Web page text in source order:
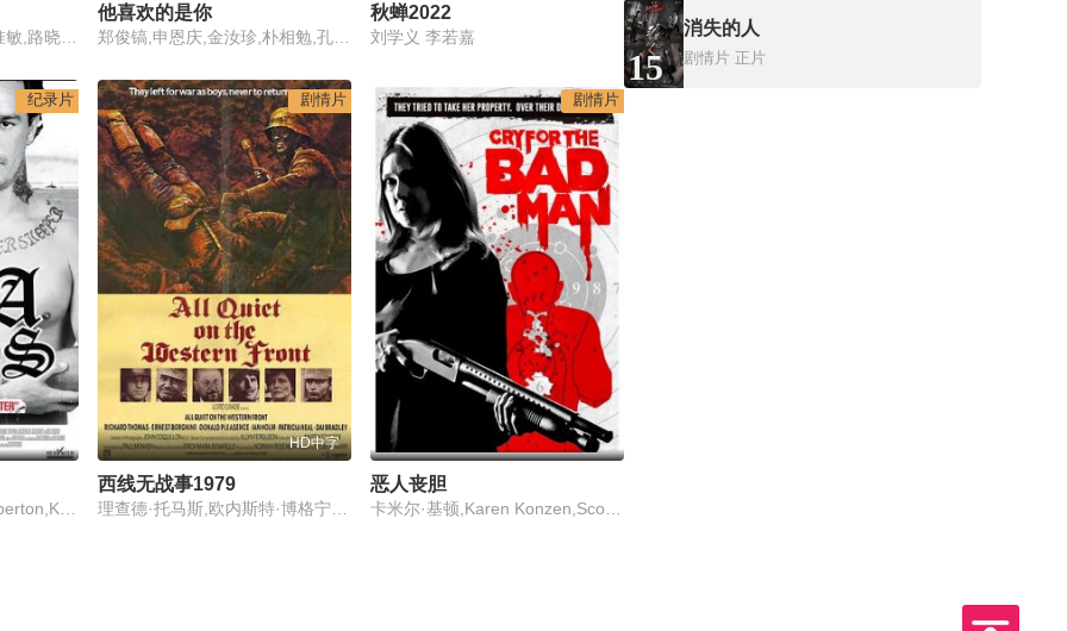
他喜欢的是你 秋蝉2022
刘学义 李若嘉
纪录片 剧情片
HD中字
西线无战事1979
剧情片
恶人丧胆
15
消失的人
剧情片 正片